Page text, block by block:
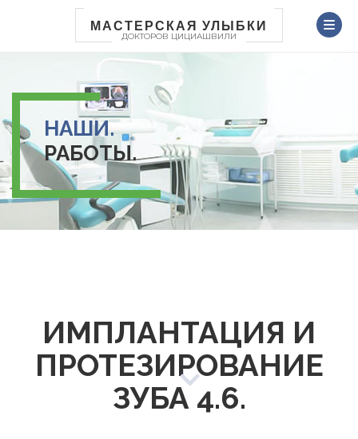
МАСТЕРСКАЯ УЛЫБКИ
ДОКТОРОВ ЦИЦИАШВИЛИ
НАШИ.
РАБОТЫ.
ИМПЛАНТАЦИЯ И
ПРОТЕЗИРОВАНИЕ
ЗУБА 4.6.